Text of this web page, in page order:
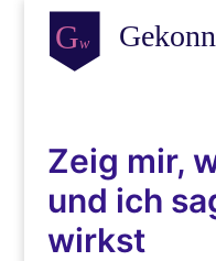
Zeig mir,
und ich
wirkst